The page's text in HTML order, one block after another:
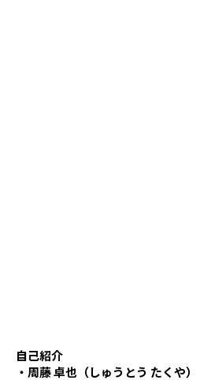
自己紹介
・周藤 卓也（しゅうとう たくや）